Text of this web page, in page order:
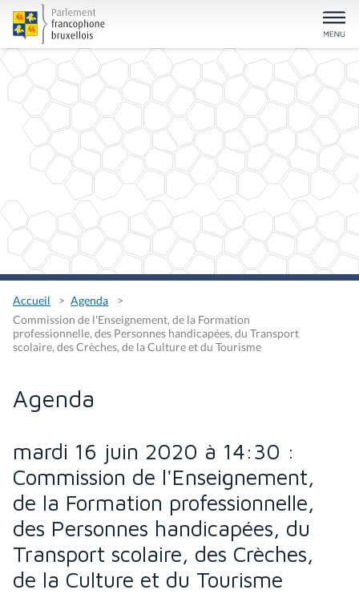
Accueil
Agenda
Commission de l'Enseignement, de la Formation
professionnelle, des Personnes handicapées, du Transport
scolaire, des Crèches, de la Culture et du Tourisme
Agenda
mardi 16 juin 2020 à 14:30 :
Commission de l'Enseignement,
de la Formation professionnelle,
des Personnes handicapées, du
Transport scolaire, des Crèches,
de la Culture et du Tourisme